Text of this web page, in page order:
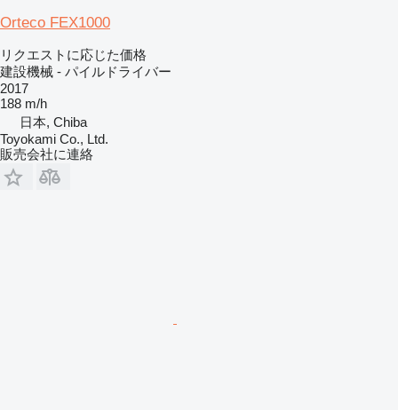
Orteco FEX1000
リクエストに応じた価格
建設機械 - パイルドライバー
2017
188 m/h
日本, Chiba
Toyokami Co., Ltd.
販売会社に連絡